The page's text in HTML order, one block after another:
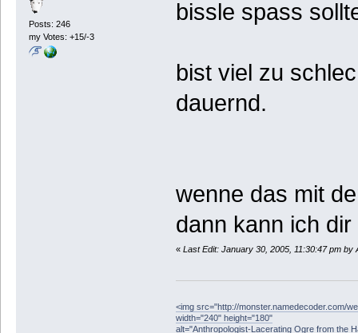
Posts: 246
my Votes: +15/-3
bissle spass
bist viel zu
dauernd.
wenne das mit
dann kann ich
« Last Edit: January 30, 2005, 11:30:47 pm by
<img src="http://monster.namedecoder.com/
width="240" height="180"
alt="Anthropologist-Lacerating Ogre from the